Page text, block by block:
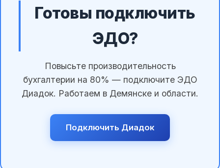
Готовы подключить
ЭДО?
Повысьте производительность
бухгалтерии на 80% — подключите ЭДО
Диадок. Работаем в Демянске и области.
Подключить Диадок